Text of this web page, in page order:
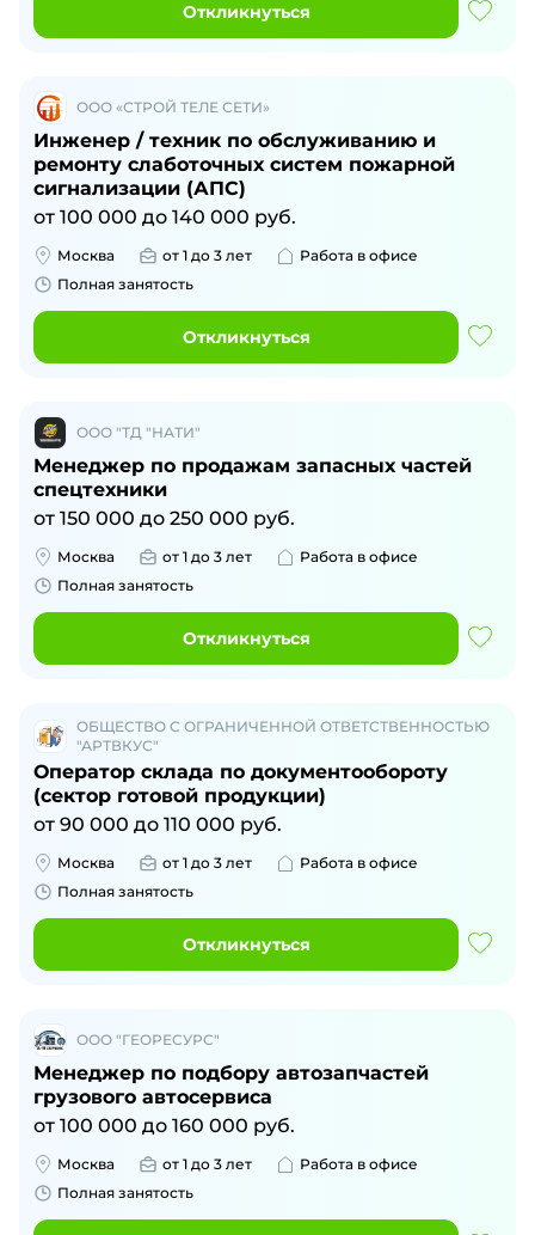
Откликнуться
ООО «СТРОЙ ТЕЛЕ СЕТИ»
Инженер / техник по обслуживанию и
ремонту слаботочных систем пожарной
сигнализации (АПС)
от 100 000 до 140 000 руб.
Москва от 1 до 3 лет
Работа в офисе
Полная занятость
Откликнуться
ООО "ТД "НАТИ"
Менеджер по продажам запасных частей
спецтехники
от 150 000 до 250 000 руб.
Москва от 1 до 3 лет
Работа в офисе
Полная занятость
Откликнуться
ОБЩЕСТВО С ОГРАНИЧЕННОЙ ОТВЕТСТВЕННОСТЬЮ
"АРТВКУС"
Оператор склада по документообороту
(сектор готовой продукции)
от 90 000 до 110 000 руб.
Москва от 1 до 3 лет
Работа в офисе
Полная занятость
Откликнуться
ООО "ГЕОРЕСУРС"
Менеджер по подбору автозапчастей
грузового автосервиса
от 100 000 до 160 000 руб.
Москва от 1 до 3 лет
Работа в офисе
Полная занятость